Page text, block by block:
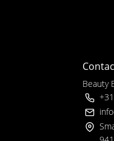
Beauty